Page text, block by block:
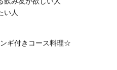
い人
ギ付きコース料理☆